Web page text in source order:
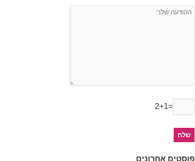
2+1=
פוסטים אחרונים